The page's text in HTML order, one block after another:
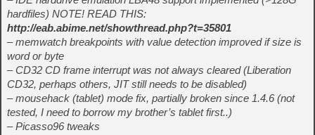
hardfiles) NOTE! READ THIS:
http://eab.abime.net/showthread.php?t=35801
– memwatch breakpoints with value detection improved if size is
word or byte
– CD32 CD frame interrupt was not always cleared (Liberation
CD32, perhaps others, JIT still needs to be disabled)
– mousehack (tablet) mode fix, partially broken since 1.4.6 (not
tested, I need to borrow my brother’s tablet first..)
– Picasso96 tweaks